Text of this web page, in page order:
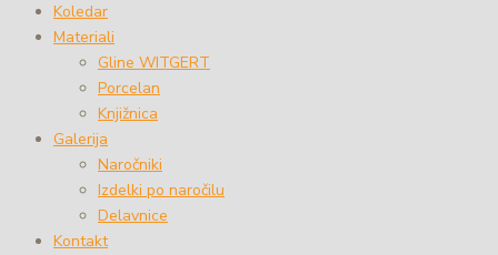
Koledar
Materiali
Gline WITGERT
Porcelan
Knjižnica
Galerija
Naročniki
Izdelki po naročilu
Delavnice
Kontakt